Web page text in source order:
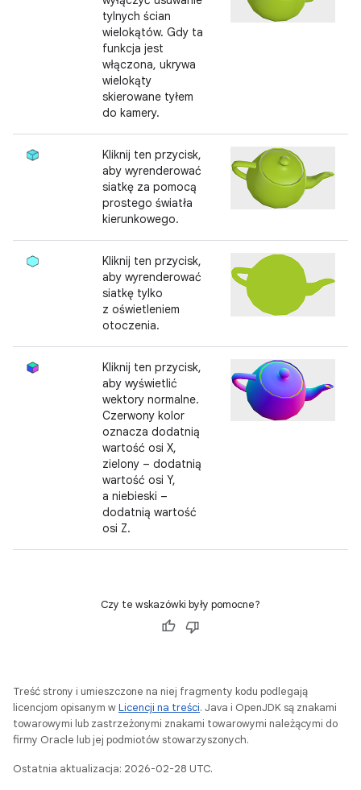
tylnych ścian
wielokątów. Gdy ta
funkcja jest
włączona, ukrywa
wielokąty
skierowane tyłem
do kamery.
Kliknij ten przycisk,
aby wyrenderować
siatkę za pomocą
prostego światła
kierunkowego.
Kliknij ten przycisk,
aby wyrenderować
siatkę tylko
z oświetleniem
otoczenia.
Kliknij ten przycisk,
aby wyświetlić
wektory normalne.
Czerwony kolor
oznacza dodatnią
wartość osi X,
zielony – dodatnią
wartość osi Y,
a niebieski –
dodatnią wartość
osi Z.
Czy te wskazówki były pomocne?
Treść strony i umieszczone na niej fragmenty kodu podlegają
licencjom opisanym wLicencji na treści. Java i OpenJDK są znakami
towarowymi lub zastrzeżonymi znakami towarowymi należącymi do
firmy Oracle lub jej podmiotów stowarzyszonych.
Ostatnia aktualizacja: 2026-02-28 UTC.